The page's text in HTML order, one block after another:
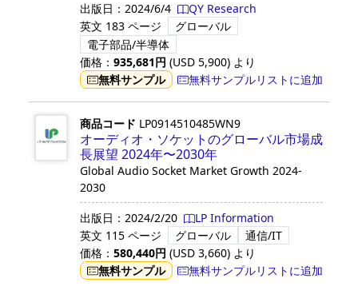
出版日： 2024/6/4
QY Research
英文 183 ページ
グローバル
電子部品/半導体
価格： 935,681円 (USD 5,900) より
無料サンプル
無料サンプルリストに追加
商品コード LP0914510485WN9
オーディオ・ソケットのグローバル市場成
長展望 2024年〜2030年
Global Audio Socket Market Growth 2024-
2030
出版日： 2024/2/20
LP Information
英文 115 ページ グローバル
通信/IT
価格： 580,440円 (USD 3,660) より
無料サンプル
無料サンプルリストに追加